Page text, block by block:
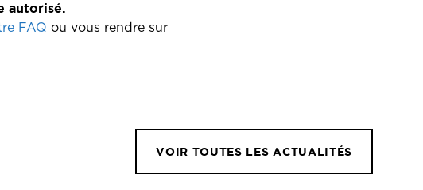
autorisé.
FAQ ou vous rendre sur
VOIR TOUTES LES ACTUALITÉS